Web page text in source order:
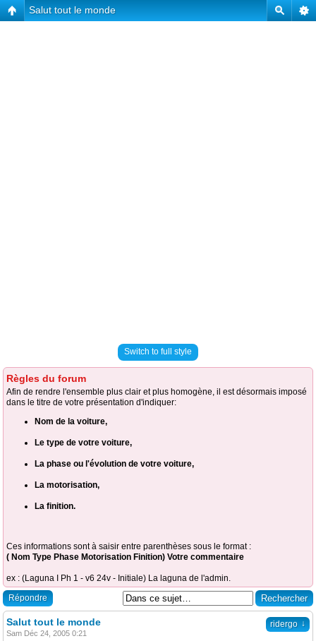
Salut tout le monde
Switch to full style
Règles du forum
Afin de rendre l'ensemble plus clair et plus homogène, il est désormais imposé
dans le titre de votre présentation d'indiquer:
Nom de la voiture,
Le type de votre voiture,
La phase ou l'évolution de votre voiture,
La motorisation,
La finition.
Ces informations sont à saisir entre parenthèses sous le format :
( Nom Type Phase Motorisation Finition) Votre commentaire
ex : (Laguna I Ph 1 - v6 24v - Initiale) La laguna de l'admin.
Répondre
ridergo ↓
Salut tout le monde
Sam Déc 24, 2005 0:21